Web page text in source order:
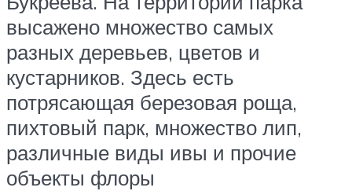
высажено множество самых
разных деревьев, цветов и
кустарников. Здесь есть
потрясающая березовая роща,
пихтовый парк, множество лип,
различные виды ивы и прочие
объекты флоры